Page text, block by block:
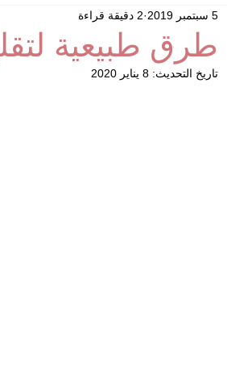
طرق طبيعية
5 سبتمبر 2019 2 دقيقة قراءة
تاريخ التحديث: 8 يناير 2020